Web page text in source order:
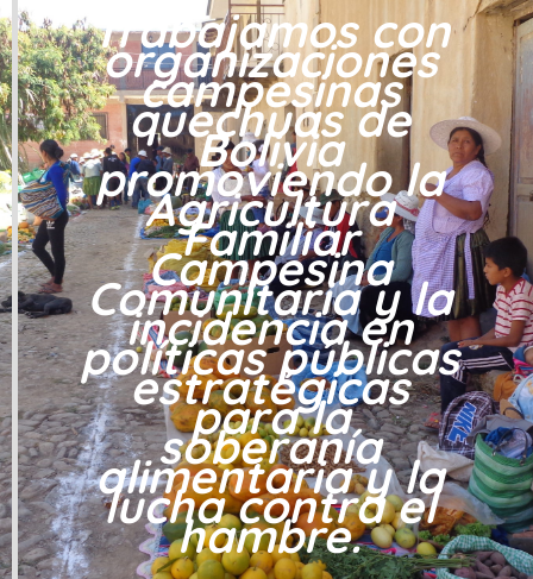
Trabajamos con
organizaciones
campesinas
quechuas de
Bolivia
promoviendo la
Agricultura
Familiar
Campesina
Comunitaria y la
incidencia en
políticas públicas
estratégicas
para la
soberanía
alimentaria y la
lucha contra el
hambre.